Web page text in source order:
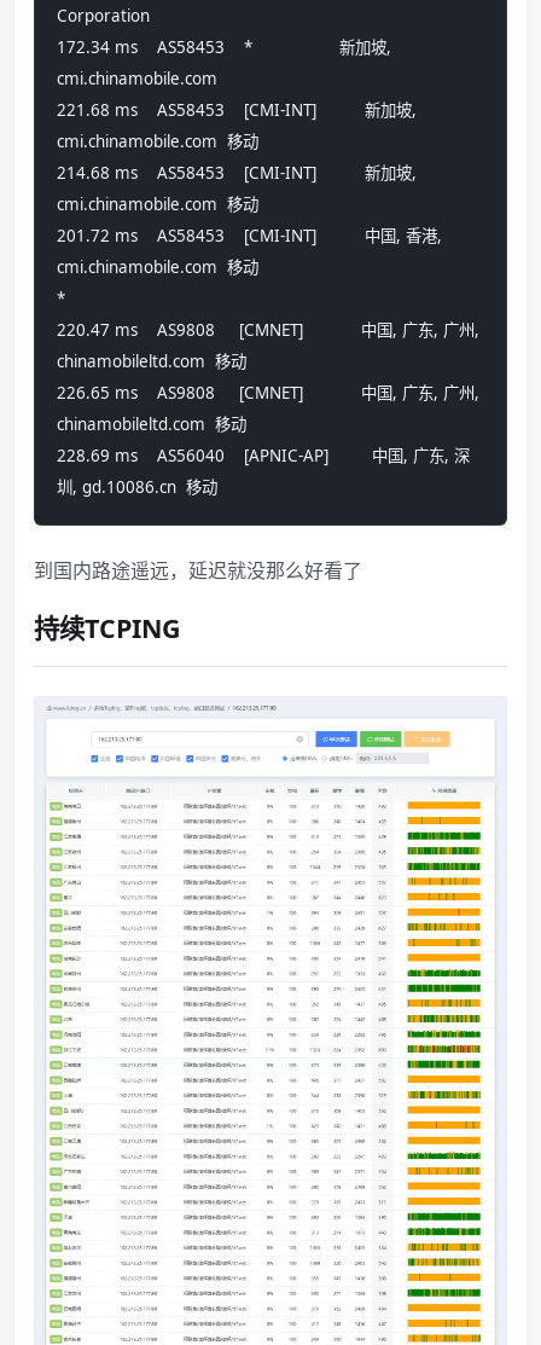
Corporation
172.34 ms    AS58453    *                  新加坡,
cmi.chinamobile.com
221.68 ms    AS58453    [CMI-INT]          新加坡,
cmi.chinamobile.com  移动
214.68 ms    AS58453    [CMI-INT]          新加坡,
cmi.chinamobile.com  移动
201.72 ms    AS58453    [CMI-INT]          中国, 香港,
cmi.chinamobile.com  移动
*
220.47 ms    AS9808     [CMNET]            中国, 广东, 广州,
chinamobileltd.com  移动
226.65 ms    AS9808     [CMNET]            中国, 广东, 广州,
chinamobileltd.com  移动
228.69 ms    AS56040    [APNIC-AP]         中国, 广东, 深
圳, gd.10086.cn  移动
到国内路途遥远，延迟就没那么好看了
持续TCPING